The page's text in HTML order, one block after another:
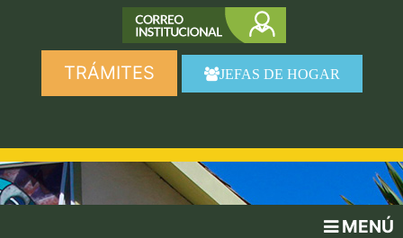
TRÁMITES JEFAS DE HOGAR
MENÚ